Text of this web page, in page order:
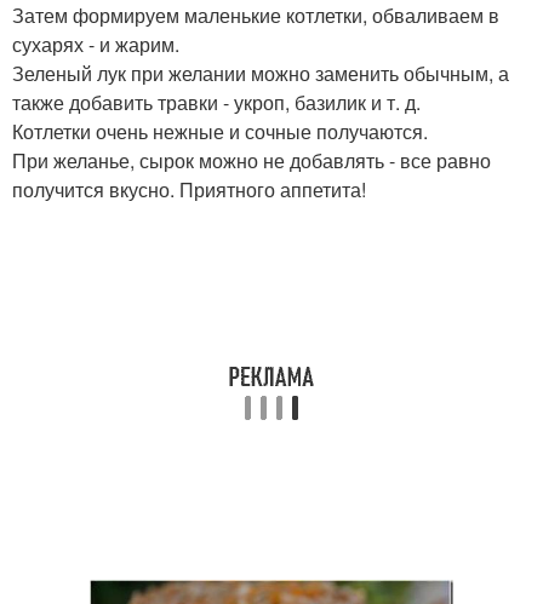
Затем формируем маленькие котлетки, обваливаем в
сухарях - и жарим.
Зеленый лук при желании можно заменить обычным, а
также добавить травки - укроп, базилик и т. д.
Котлетки очень нежные и сочные получаются.
При желанье, сырок можно не добавлять - все равно
получится вкусно. Приятного аппетита!